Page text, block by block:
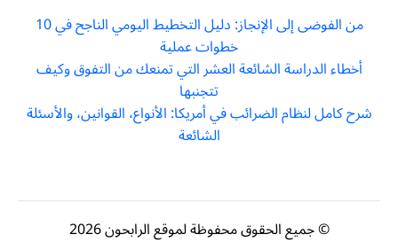
من الفوضى إلى الإنجاز: دليل التخطيط اليومي الناجح في 10
خطوات عملية
أخطاء الدراسة الشائعة العشر التي تمنعك من التفوق وكيف
تتجنبها
شرح كامل لنظام الضرائب في أمريكا: الأنواع، القوانين، والأسئلة
الشائعة
© جميع الحقوق محفوظة لموقع الرابحون 2026